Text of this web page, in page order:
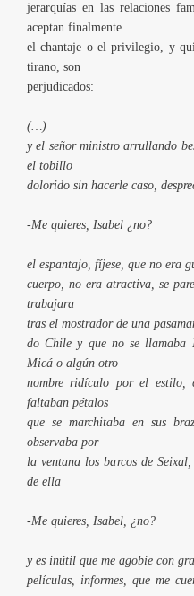
jerarquías en las relaciones
aceptan finalmente
el chantaje o el privilegio, y
tirano, son
perjudicados:
(…)
y el señor ministro arrullando
el tobillo
dolorido sin hacerle caso,
-Me quieres, Isabel ¿no?
el espantajo, fíjese, que no era
cuerpo, no era atractiva, se
trabajara
tras el mostrador de una
do Chile y que no se
Micá o algún otro
nombre ridículo por el
faltaban pétalos
que se marchitaba en sus
observaba por
la ventana los barcos de
de ella
-Me quieres, Isabel, ¿no?
y es inútil que me agobie con
películas, informes, que me